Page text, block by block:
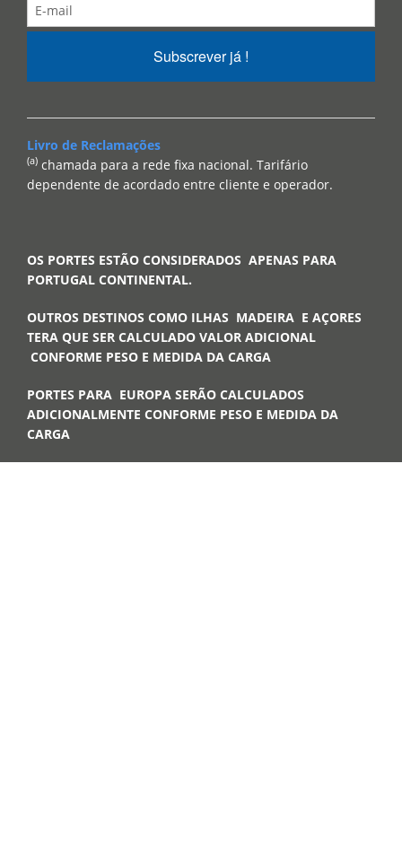
Subscrever já !
Livro de Reclamações
(a) chamada para a rede fixa nacional. Tarifário
dependente de acordado entre cliente e operador.
OS PORTES ESTÃO CONSIDERADOS APENAS PARA
PORTUGAL CONTINENTAL.
OUTROS DESTINOS COMO ILHAS MADEIRA E AÇORES
TERA QUE SER CALCULADO VALOR ADICIONAL
CONFORME PESO E MEDIDA DA CARGA
PORTES PARA EUROPA SERÃO CALCULADOS
ADICIONALMENTE CONFORME PESO E MEDIDA DA
CARGA